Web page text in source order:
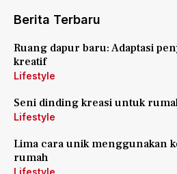
Berita Terbaru
Ruang dapur baru: Adaptasi
kreatif
Lifestyle
Seni dinding kreasi untuk
Lifestyle
Lima cara unik menggunakan
rumah
Lifestyle